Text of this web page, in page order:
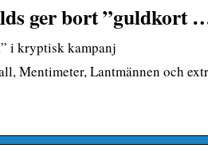
ger bort ”guldkort
i kryptisk kampanj
Mentimeter, Lantmännen och